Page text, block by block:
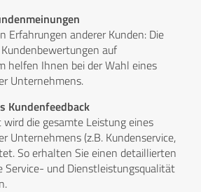
Erfahrungen anderer Kunden: Die
auf
helfen Ihnen bei der Wahl eines
Unternehmens.
Kundenfeedback
wird die gesamte Leistung eines
Unternehmens (z.B. Kundenservice,
So erhalten Sie einen detaillierten
Service- und Dienstleistungsqualität